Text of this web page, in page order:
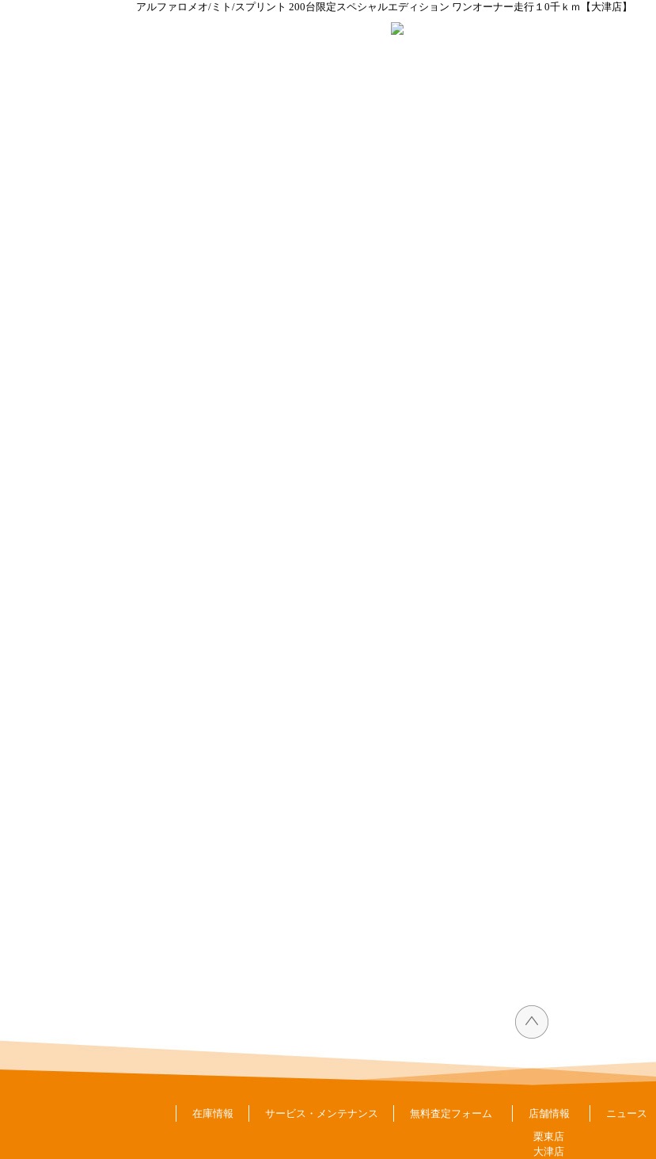
アルファロメオ/ミト/スプリント 200台限定スペシャルエディション ワンオーナー走行１0千ｋｍ【大津店】
在庫情報 サービス・メンテナンス 無料査定フォーム
店舗情報
栗東店
大津店
ニュース